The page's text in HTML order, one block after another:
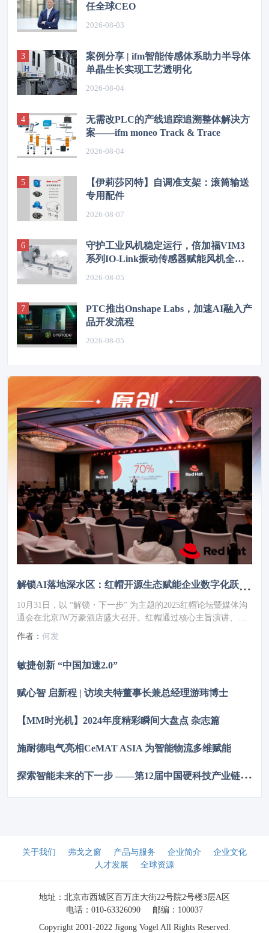
任全球CEO
2026-08-03
案例分享 | ifm智能传感体系助力半导体
单晶生长实现工艺透明化
2026-08-04
无需改PLC的产线追踪追溯整体解决方
案——ifm moneo Track & Trace
2026-08-04
【伊莉莎冈特】自调准支架：滚筒输送
专用配件
2026-08-07
守护工业风机稳定运行，倍加福VIM3
系列IO-Link振动传感器赋能风机全时
2026-08-05
PTC推出Onshape Labs，加速AI融入产
品开发流程
2026-08-05
解锁AI落地深水区：红帽开源生态赋能企业数字化跃迁 ——2025红帽论坛重磅发布车用OS
10月31日，以 “解锁・下一步” 为主题的2025红帽论坛暨媒体沟
通会在北京JW万豪酒店盛大召开。红帽通过核心主旨演讲、重
磅新品发布、权威报告解读及高层对话，全方位展现了其以开源
技术破解行业痛点、引领企业数字化转型的实力与愿景，为 AI
作者： 何发
敏捷创新 “中国加速2.0”
赋心智 启新程 | 访埃夫特董事长兼总经理游玮博士
【MM时光机】2024年度精彩瞬间大盘点 杂志篇
施耐德电气亮相CeMAT ASIA 为智能物流多维赋能
探
索智能未来的下一步 ——第12届中国硬科技产业链创新趋势峰会暨百家媒体论坛成功举办
关于我们 弗戈之窗 产品与服务 企业简介
企业文化
人才发展
全球资源
地址：北京市西城区百万庄大街22号院2号楼3层A区
电话：010-63326090
邮编：100037
Copyright 2001-2022 Jigong Vogel All Rights Reserved.